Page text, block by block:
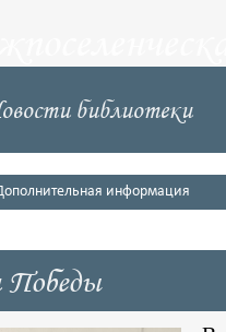
район
библиотеки
информация
Победы